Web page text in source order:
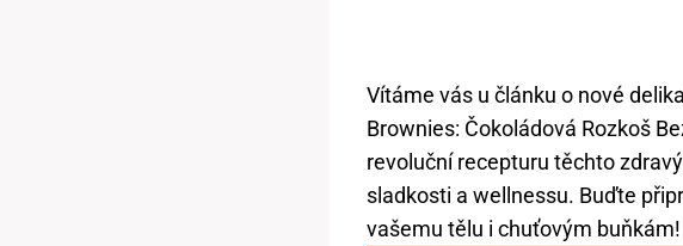
Vítáme vás u článku o nové
Brownies: Čokoládová Rozkoš
revoluční recepturu těchto
sladkosti a wellnessu. Buďte
vašemu tělu i chuťovým buňkám!